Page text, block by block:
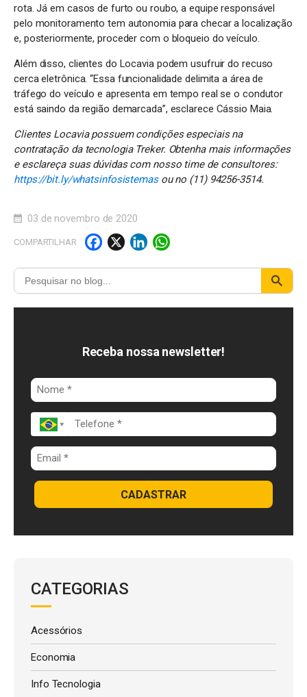
rota. Já em casos de furto ou roubo, a equipe responsável
pelo monitoramento tem autonomia para checar a localização
e, posteriormente, proceder com o bloqueio do veículo.
Além disso, clientes do Locavia podem usufruir do recuso
cerca eletrônica. “Essa funcionalidade delimita a área de
tráfego do veículo e apresenta em tempo real se o condutor
está saindo da região demarcada”, esclarece Cássio Maia.
Clientes Locavia possuem condições especiais na
contratação da tecnologia Treker. Obtenha mais informações
e esclareça suas dúvidas com nosso time de consultores:
https://bit.ly/whatsinfosistemasou no (11) 94256-3514.
03 de novembro de 2020
COMPARTILHAR
F
a
c
e
o
o
k
X Li
n
k
e
I
n
W
h
a
t
A
p
p
Receba nossa newsletter!
CADASTRAR
CATEGORIAS
Acessórios
Economia
Info Tecnologia